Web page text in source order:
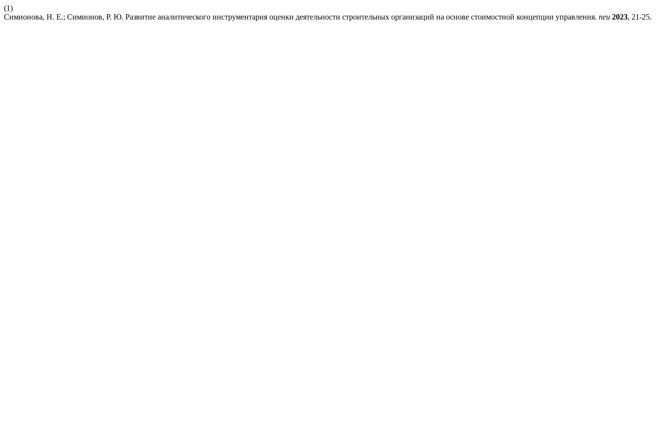
(1)
Симионова, Н. Е.; Симионов, Р. Ю. Развитие аналитического инструментария оценки деятельности строительных организаций на основе стоимостной концепции управления. neu 2023, 21-25.